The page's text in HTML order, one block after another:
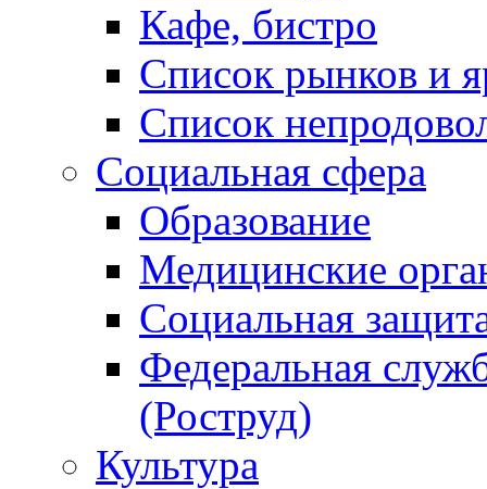
Кафе, бистро
Cписок рынков и
Список
Социальная сфера
Образование
Медицинские
Социальная
Федеральная
(Роструд)
Культура